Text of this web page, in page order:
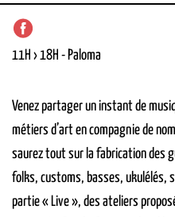
11H › 18H - Paloma
Venez partager un instant de
métiers d’art en compagnie de
saurez tout sur la fabrication des
folks, customs, basses, ukulélés,
partie « Live », des ateliers